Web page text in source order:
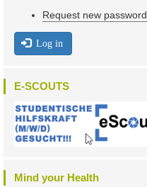
Request new password
Log in
E-SCOUTS
Mind your Health